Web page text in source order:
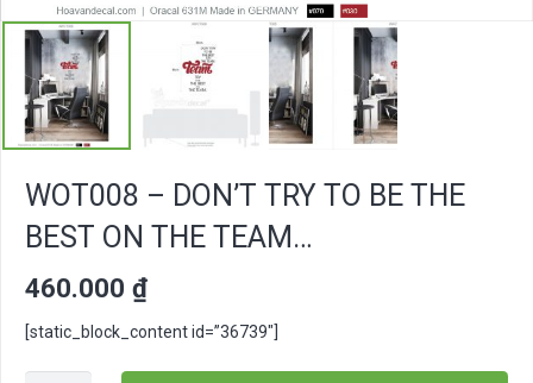
WOT008 – DON’T TRY TO BE THE
BEST ON THE TEAM…
460.000 ₫
[static_block_content id=”36739″]